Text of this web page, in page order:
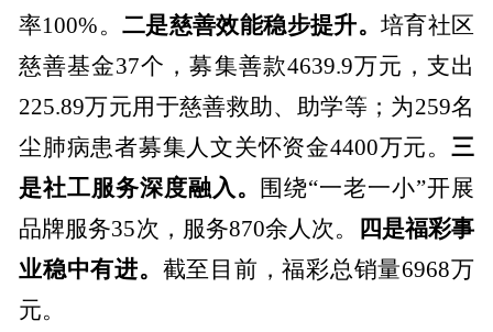
率100%。二是慈善效能稳步提升。 培育社区
慈善基金37个，募集善款4639.9万元，支出
225.89万元用于慈善救助、助学等；为259名
尘肺病患者募集人文关怀资金4400万元。三
是社工服务深度融入。
围绕“一老一小”开展
品牌服务35次，服务870余人次。
四是福彩事
业稳中有进。 截至目前，福彩总销量6968万
元。